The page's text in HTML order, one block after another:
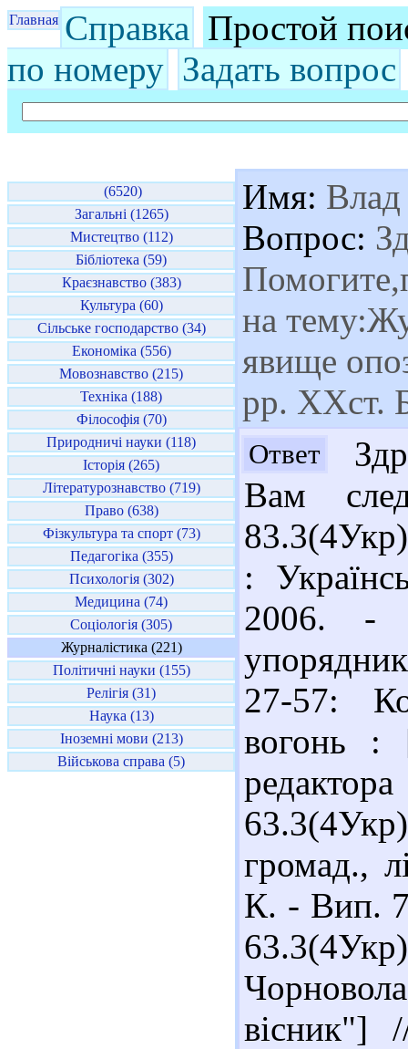
Главная Справка Простой
по номеру Задать вопрос
(6520)
Загальні (1265)
Мистецтво (112)
Бібліотека (59)
Краєзнавство (383)
Культура (60)
Сільське господарство (34)
Економіка (556)
Мовознавство (215)
Техніка (188)
Філософія (70)
Природничі науки (118)
Історія (265)
Літературознавство (719)
Право (638)
Фізкультура та спорт (73)
Педагогіка (355)
Психологія (302)
Медицина (74)
Соціологія (305)
Журналістика (221)
Політичні науки (155)
Релігія (31)
Наука (13)
Іноземні мови (213)
Військова справа (5)
Имя: Влад
Вопрос:
на
явище
рр. ХХст.
Ответ
Вам
:
2006. -
27-57:
вогонь :
громад.,
К. - Вип.
вісник"]